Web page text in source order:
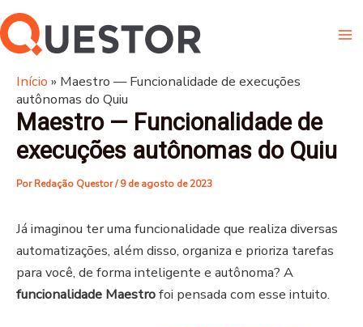
para
o
conteúdo
Início » Maestro — Funcionalidade de execuções
autônomas do Quiu
Maestro — Funcionalidade de
execuções autônomas do Quiu
PorRedação Questor/9 de agosto de 2023
Já imaginou ter uma funcionalidade que realiza diversas
automatizações, além disso, organiza e prioriza tarefas
para você, de forma inteligente e autônoma? A
funcionalidade Maestrofoi pensada com esse intuito.